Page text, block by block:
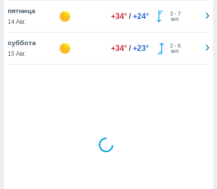
равно
нашим
пятница
14 Авг.
+34° / +24° 3- 7
м/с
суббота
15 Авг.
+34° / +23° 2- 6
м/с